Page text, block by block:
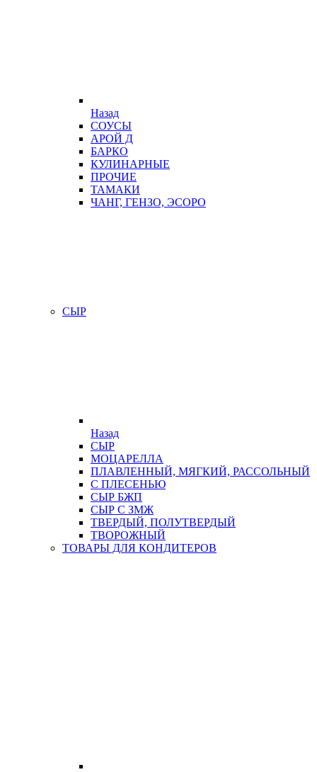
Назад
СОУСЫ
АРОЙ Д
БАРКО
КУЛИНАРНЫЕ
ПРОЧИЕ
ТАМАКИ
ЧАНГ, ГЕНЗО, ЭСОРО
СЫР
Назад
СЫР
МОЦАРЕЛЛА
ПЛАВЛЕННЫЙ, МЯГКИЙ, РАССОЛЬНЫЙ
С ПЛЕСЕНЬЮ
СЫР БЖП
СЫР С ЗМЖ
ТВЕРДЫЙ, ПОЛУТВЕРДЫЙ
ТВОРОЖНЫЙ
ТОВАРЫ ДЛЯ КОНДИТЕРОВ